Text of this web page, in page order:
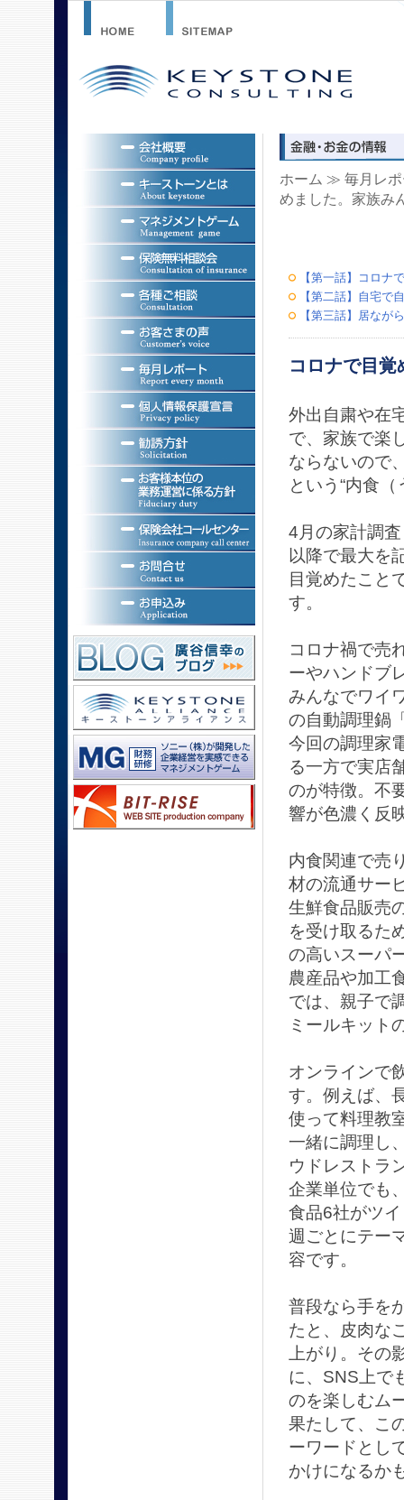
ホーム ≫ 毎月レ
めました。家族み
【第一話】コロナ
【第二話】自宅で
【第三話】居なが
コロナで目
外出自粛や在
で、家族で楽
ならないので
という“内食
4月の家計調
以降で最大を
目覚めたこと
す。
コロナ禍で売
ーやハンドブ
みんなでワイ
の自動調理鍋
今回の調理家
る一方で実店
のが特徴。不
響が色濃く反
内食関連で売
材の流通サー
生鮮食品販売
を受け取るた
の高いスーパ
農産品や加工
では、親子で
ミールキット
オンラインで
す。例えば、
使って料理教
一緒に調理し
ウドレストラ
企業単位でも
食品6社がツ
週ごとにテー
容です。
普段なら手を
たと、皮肉な
上がり。その
に、SNS上で
のを楽しむム
果たして、こ
ーワードとし
かけになるか